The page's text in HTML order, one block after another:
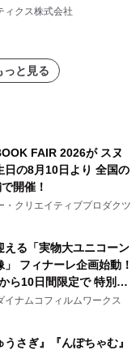
ィクス株式会社
っと見る
FAIR 2026が スヌ
日の8月10日より 全国の
開催！
・クリエイティブプロダクツ
える「実物大ユニコーン
」 フィナーレ企画始動！
ら10日間限定で 特別映
GUNDAM Statue ―
―』を上映！
イナムコフィルムワークス
うさぎ』『んぽちゃむ』